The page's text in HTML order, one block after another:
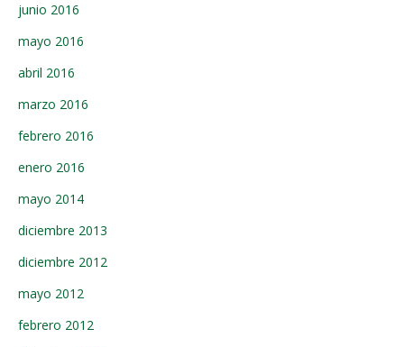
junio 2016
mayo 2016
abril 2016
marzo 2016
febrero 2016
enero 2016
mayo 2014
diciembre 2013
diciembre 2012
mayo 2012
febrero 2012